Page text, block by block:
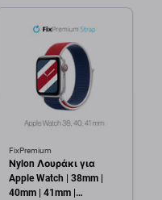
FixPremium
Νylon Λουράκι για
Apple Watch | 38mm |
40mm | 41mm |